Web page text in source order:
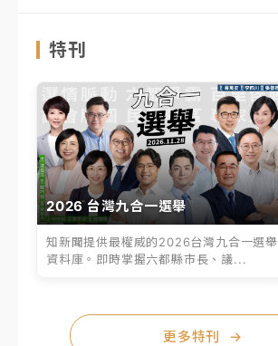
特刊
2026 台灣九合一選舉
知新聞提供最權威的2026台灣九合一選舉
資料庫。即時掌握六都縣市長、議...
更多特刊 →